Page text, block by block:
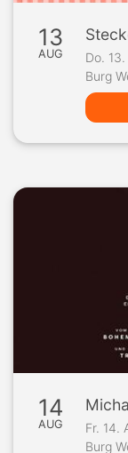
13
AUG
Do.
Burg
14
AUG
Fr. 14.
Burg